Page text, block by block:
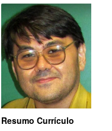
Resumo Currículo